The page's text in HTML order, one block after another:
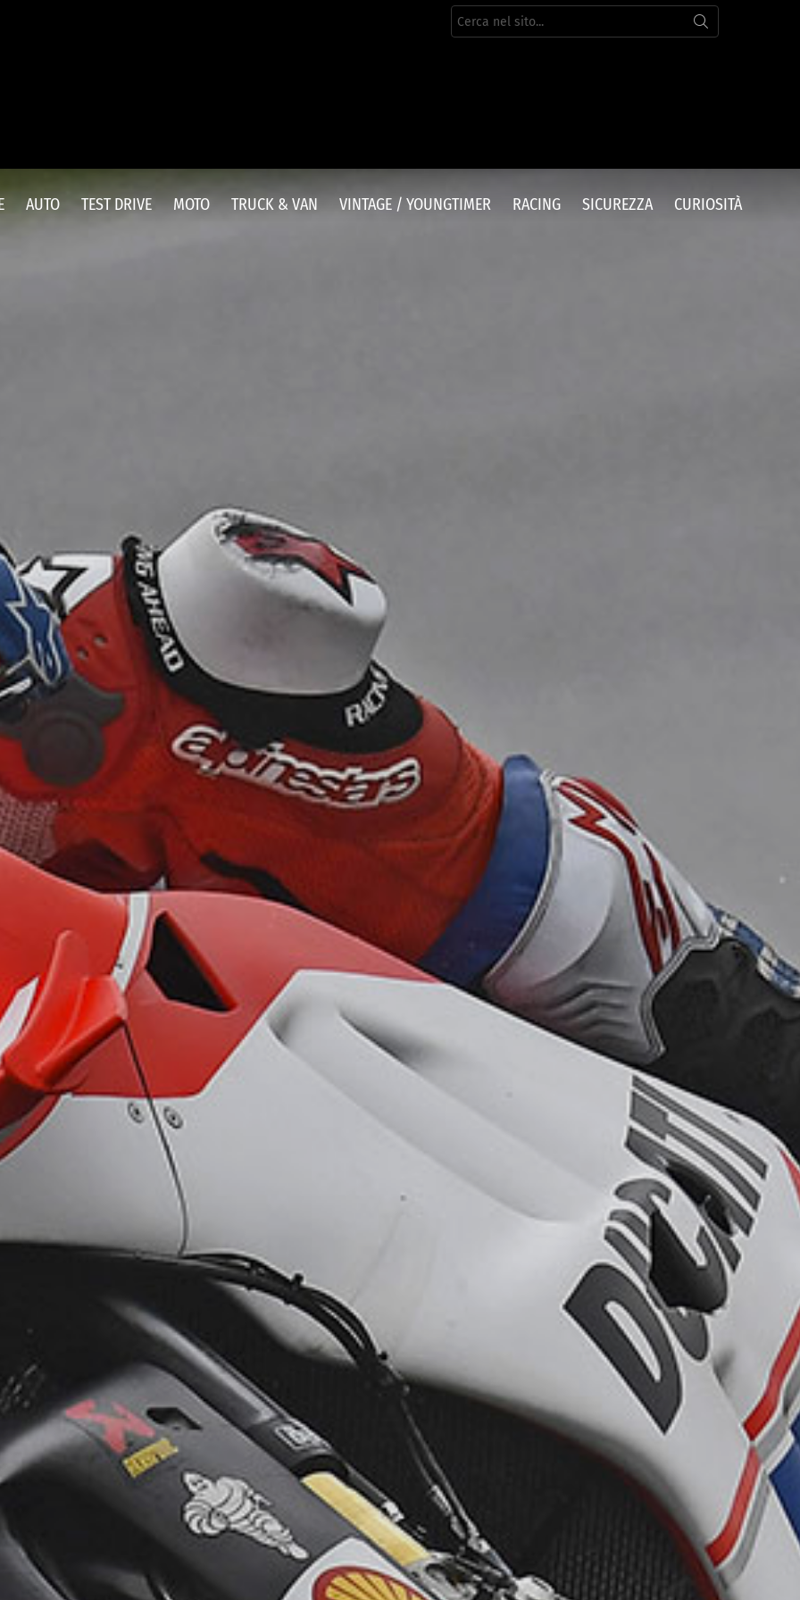
Cerca
per:
AUTO TEST DRIVE MOTO TRUCK & VAN VINTAGE / YOUNGTIMER RACING SICUREZZA CURIOSITÀ